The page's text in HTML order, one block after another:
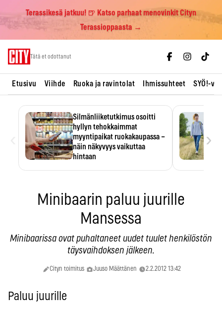
Terassikesä jatkuu! 🍺 Katso parhaat menovinkit Cityn
Terassioppaasta →
Tätä et odottanut
Etusivu Viihde Ruoka ja ravintolat Ihmissuhteet SYÖ!-
Silmänliiketutkimus osoitti
hyllyn tehokkaimmat
myyntipaikat ruokakaupassa –
näin näkyvyys vaikuttaa
hintaan
›
Minibaarin paluu juurille
Mansessa
Minibaarissa ovat puhaltaneet uudet tuulet henkilöstön
täysvaihdoksen jälkeen.
Cityn toimitus Juuso Määttänen 2.2.2012 13:42
Paluu juurille